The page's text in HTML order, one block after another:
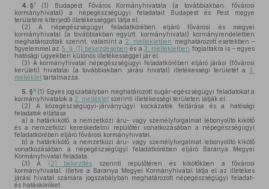
4. §7 (1) Budapest Főváros Kormányhivatala (a továbbiakban: fővárosi
kormányhivatal) a népegészségügyi feladatait Budapest és Pest megye
területére kiterjedő illetékességgel látja el.
(2) A népegészségügyi feladatkörében eljáró fővárosi és megyei
kormányhivatal (a továbbiakban együtt: kormányhivatal) kormányrendeletben
meghatározottak szerint, valamint a 2. mellékletben meghatározott esetekben –
figyelemmel az 5. § (1) bekezdésében és a3. mellékletben foglaltakra is – egyes
hatósági ügyekben különös illetékességgel jár el.
(3) A kormányhivatal népegészségügyi feladatkörében eljáró járási (fővárosi
kerületi) hivatalai (a továbbiakban: járási hivatal) illetékességi területét a 3.
melléklet tartalmazza.
5. § 8 (1) Egyes jogszabályban meghatározott sugár-egészségügyi feladatokat a
kormányhivatalok a 3. melléklet szerinti illetékességi területen látják el.
(2) A közegészségügyi-járványügyi kockázatok feltárása és a hatósági
feladatok ellátása
a) a határkikötő, a nemzetközi áru- vagy személyforgalmat lebonyolító kikötő
és a nemzetközi kereskedelmi repülőtér vonatkozásában a népegészségügyi
feladatkörében eljáró fővárosi kormányhivatal,
b) a határkikötő, a nemzetközi áru- vagy személyforgalmat lebonyolító kikötő
vonatkozásában a népegészségügyi feladatkörében eljáró Baranya Megyei
Kormányhivatal feladata.
(3) A (2) bekezdés szerinti repülőtéren és kikötőkben a fővárosi
kormányhivatal, illetve a Baranya Megyei Kormányhivatal látja el az illetékes
járási hivatal számára jogszabályban meghatározott népegészségügyi feladat-
és hatásköröket.